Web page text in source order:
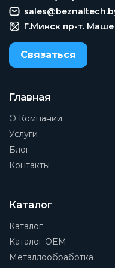
Тип
Внутренняя резьба
Материал корпуса
Сталь
DN20
Давление
PN160
Присоединение 1
3/4
3/4
Группа
Биметаллические
Рабочая среда
Г.Минск пр-т.
Связаться
Главная
О Компании
Услуги
Блог
Контакты
Каталог
Каталог
Каталог OEM
Металлообработка